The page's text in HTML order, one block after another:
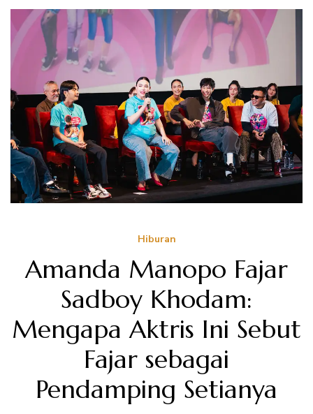
Hiburan
Amanda Manopo Fajar
Sadboy Khodam:
Mengapa Aktris Ini Sebut
Fajar sebagai
Pendamping Setianya